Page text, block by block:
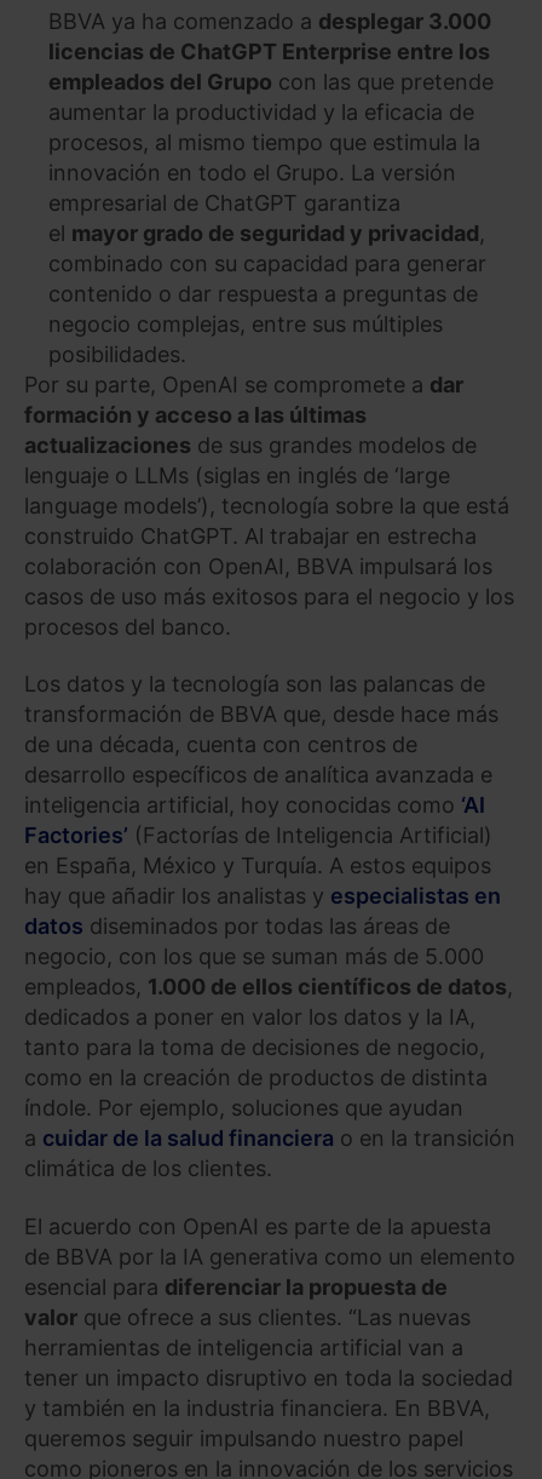
BBVA ya ha comenzado a desplegar 3.000
licencias de ChatGPT Enterprise entre los
empleados del Grupo con las que pretende
aumentar la productividad y la eficacia de
procesos, al mismo tiempo que estimula la
innovación en todo el Grupo. La versión
empresarial de ChatGPT garantiza
el mayor grado de seguridad y privacidad,
combinado con su capacidad para generar
contenido o dar respuesta a preguntas de
negocio complejas, entre sus múltiples
posibilidades.
Por su parte, OpenAI se compromete a dar
formación y acceso a las últimas
actualizaciones de sus grandes modelos de
lenguaje o LLMs (siglas en inglés de ‘large
language models’), tecnología sobre la que está
construido ChatGPT. Al trabajar en estrecha
colaboración con OpenAI, BBVA impulsará los
casos de uso más exitosos para el negocio y los
procesos del banco.
Los datos y la tecnología son las palancas de
transformación de BBVA que, desde hace más
de una década, cuenta con centros de
desarrollo específicos de analítica avanzada e
inteligencia artificial, hoy conocidas como ‘AI
Factories’ (Factorías de Inteligencia Artificial)
en España, México y Turquía. A estos equipos
hay que añadir los analistas y especialistas en
datos diseminados por todas las áreas de
negocio, con los que se suman más de 5.000
empleados, 1.000 de ellos científicos de datos,
dedicados a poner en valor los datos y la IA,
tanto para la toma de decisiones de negocio,
como en la creación de productos de distinta
índole. Por ejemplo, soluciones que ayudan
a cuidar de la salud financiera o en la transición
climática de los clientes.
El acuerdo con OpenAI es parte de la apuesta
de BBVA por la IA generativa como un elemento
esencial para diferenciar la propuesta de
valor que ofrece a sus clientes. “Las nuevas
herramientas de inteligencia artificial van a
tener un impacto disruptivo en toda la sociedad
y también en la industria financiera. En BBVA,
queremos seguir impulsando nuestro papel
como pioneros en la innovación de los servicios